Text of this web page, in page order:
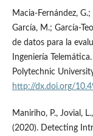
Macia-Fernández,
García, M.; García-
de datos para la
Ingeniería
Polytechnic
http://dx.doi.org/
Maniriho, P., Jovial,
(2020). Detecting